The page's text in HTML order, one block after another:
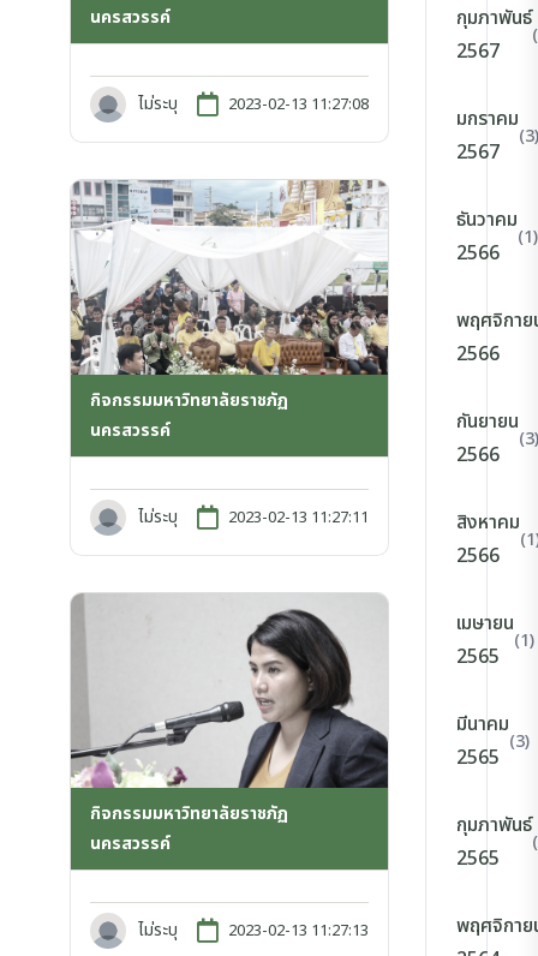
นครสวรรค์
ไม่ระบุ 2023-02-13 11:27:08
กิจกรรมมหาวิทยาลัยราชภัฏ
นครสวรรค์
ไม่ระบุ 2023-02-13 11:27:11
กิจกรรมมหาวิทยาลัยราชภัฏ
นครสวรรค์
ไม่ระบุ 2023-02-13 11:27:13
กุมภาพันธ์
2567
มกราคม
2567
(3)
ธันวาคม
2566
(1)
พฤศจิกาย
2566
กันยายน
2566
(3)
สิงหาคม
2566
เมษายน
2565
(1)
มีนาคม
2565
(3)
กุมภาพันธ์
2565
พฤศจิกาย